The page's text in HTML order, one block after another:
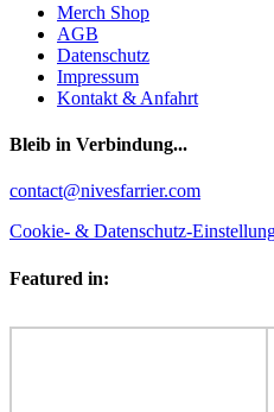
Merch Shop
AGB
Datenschutz
Impressum
Kontakt & Anfahrt
Bleib in Verbindung...
Facebook
YouTube
Instagram
contact@nivesfarrier.com
Cookie- & Datenschutz-
Featured in: